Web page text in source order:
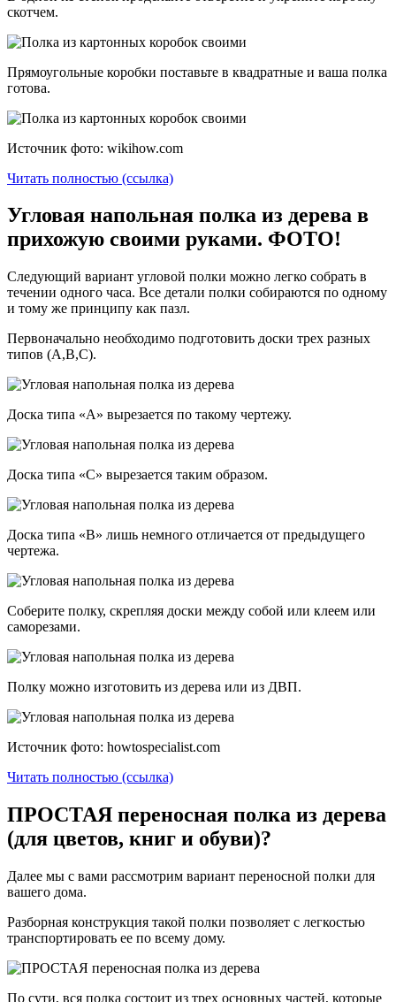
скотчем.
Прямоугольные коробки поставьте в квадратные и ваша полка
готова.
Источник фото: wikihow.com
Читать полностью (ссылка)
Угловая напольная полка из дерева в
прихожую своими руками. ФОТО!
Следующий вариант угловой полки можно легко собрать в
течении одного часа. Все детали полки собираются по одному
и тому же принципу как пазл.
Первоначально необходимо подготовить доски трех разных
типов (А,В,С).
Доска типа «А» вырезается по такому чертежу.
Доска типа «С» вырезается таким образом.
Доска типа «В» лишь немного отличается от предыдущего
чертежа.
Соберите полку, скрепляя доски между собой или клеем или
саморезами.
Полку можно изготовить из дерева или из ДВП.
Источник фото: howtospecialist.com
Читать полностью (ссылка)
ПРОСТАЯ переносная полка из дерева
(для цветов, книг и обуви)?
Далее мы с вами рассмотрим вариант переносной полки для
вашего дома.
Разборная конструкция такой полки позволяет с легкостью
транспортировать ее по всему дому.
По сути, вся полка состоит из трех основных частей, которые